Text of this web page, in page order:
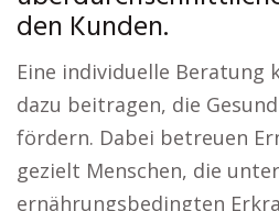
den Kunden.
Eine individuelle Beratung
dazu beitragen, die
fördern. Dabei betreuen
gezielt Menschen, die unter
ernährungsbedingten